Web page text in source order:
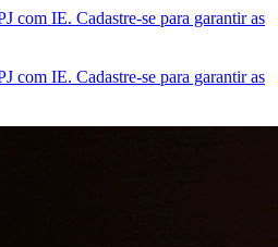
com IE. Cadastre-se para garantir as
com IE. Cadastre-se para garantir as